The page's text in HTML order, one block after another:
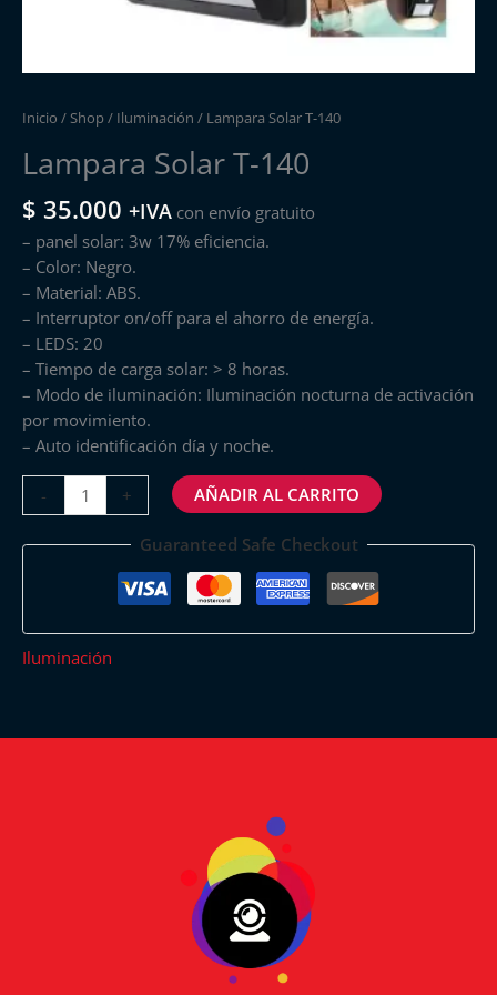
Inicio /Shop/ Iluminación / Lampara Solar T-140
Lampara Solar T-140
$ 35.000 +IVA con envío gratuito
– panel solar: 3w 17% eficiencia.
– Color: Negro.
– Material: ABS.
– Interruptor on/off para el ahorro de energía.
– LEDS: 20
– Tiempo de carga solar: > 8 horas.
– Modo de iluminación: Iluminación nocturna de activación
por movimiento.
– Auto identificación día y noche.
- + AÑADIR AL CARRITO
Guaranteed Safe Checkout
Iluminación